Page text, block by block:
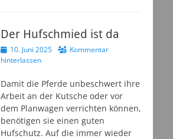
Der Hufschmied ist da
Veröffentlicht
am
10. Juni 2025
Kommentar
hinterlassen
Damit die Pferde unbeschwert ihre
Arbeit an der Kutsche oder vor
dem Planwagen verrichten können,
benötigen sie einen guten
Hufschutz. Auf die immer wieder